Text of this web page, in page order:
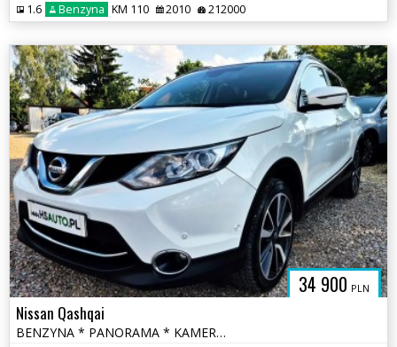
1.6 Benzyna KM 110 2010 212000
34 900 PLN
Nissan Qashqai
BENZYNA * PANORAMA * KAMERY 360 * super * okazja * polecamy